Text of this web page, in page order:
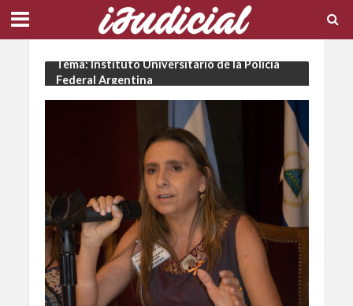
Tema: Instituto Universitario de la Policía
Federal Argentina